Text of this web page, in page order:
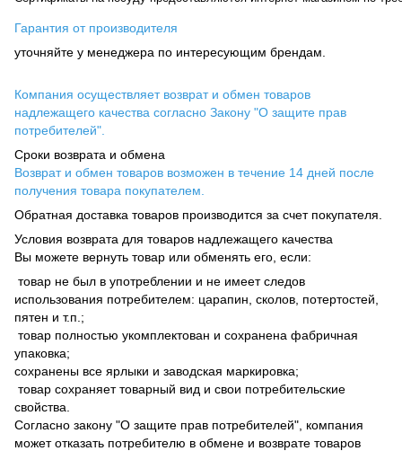
Гарантия от производителя
уточняйте у менеджера по интересующим брендам.
Компания осуществляет возврат и обмен товаров
надлежащего качества согласно Закону "О защите прав
потребителей".
Сроки возврата и обмена
Возврат и обмен товаров возможен в течение 14 дней после
получения товара покупателем.
Обратная доставка товаров производится за счет покупателя.
Условия возврата для товаров надлежащего качества
Вы можете вернуть товар или обменять его, если:
товар не был в употреблении и не имеет следов
использования потребителем: царапин, сколов, потертостей,
пятен и т.п.;
товар полностью укомплектован и сохранена фабричная
упаковка;
сохранены все ярлыки и заводская маркировка;
товар сохраняет товарный вид и свои потребительские
свойства.
Согласно закону "О защите прав потребителей", компания
может отказать потребителю в обмене и возврате товаров